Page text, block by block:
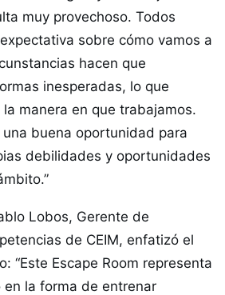
muy provechoso. Todos
sobre cómo vamos a
hacen que
inesperadas, lo que
manera en que trabajamos.
buena oportunidad para
debilidades y oportunidades
Lobos, Gerente de
de CEIM, enfatizó el
“Este Escape Room representa
la forma de entrenar